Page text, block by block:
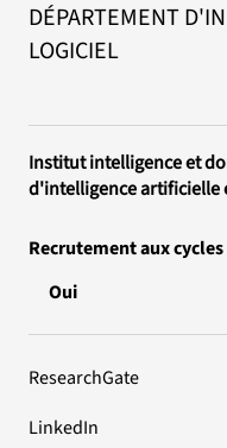
DÉPARTEMENT
LOGICIEL
Institut intelligence et
d'intelligence artificielle
Recrutement aux
Oui
ResearchGate
LinkedIn